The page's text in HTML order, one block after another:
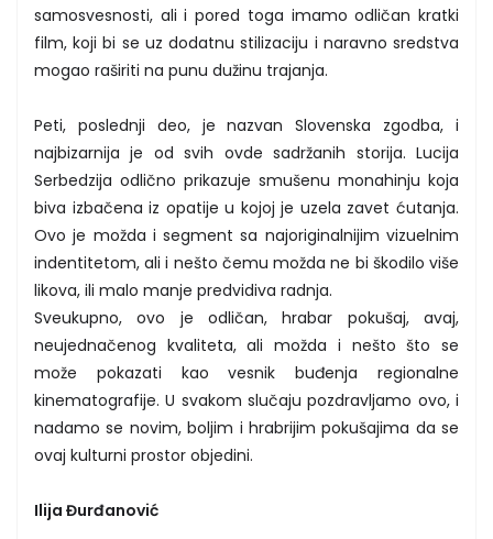
samosvesnosti, ali i pored toga imamo odličan kratki
film, koji bi se uz dodatnu stilizaciju i naravno sredstva
mogao raširiti na punu dužinu trajanja.
Peti, poslednji deo, je nazvan Slovenska zgodba, i
najbizarnija je od svih ovde sadržanih storija. Lucija
Serbedzija odlično prikazuje smušenu monahinju koja
biva izbačena iz opatije u kojoj je uzela zavet ćutanja.
Ovo je možda i segment sa najoriginalnijim vizuelnim
indentitetom, ali i nešto čemu možda ne bi škodilo više
likova, ili malo manje predvidiva radnja.
Sveukupno, ovo je odličan, hrabar pokušaj, avaj,
neujednačenog kvaliteta, ali možda i nešto što se
može pokazati kao vesnik buđenja regionalne
kinematografije. U svakom slučaju pozdravljamo ovo, i
nadamo se novim, boljim i hrabrijim pokušajima da se
ovaj kulturni prostor objedini.
Ilija Đurđanović